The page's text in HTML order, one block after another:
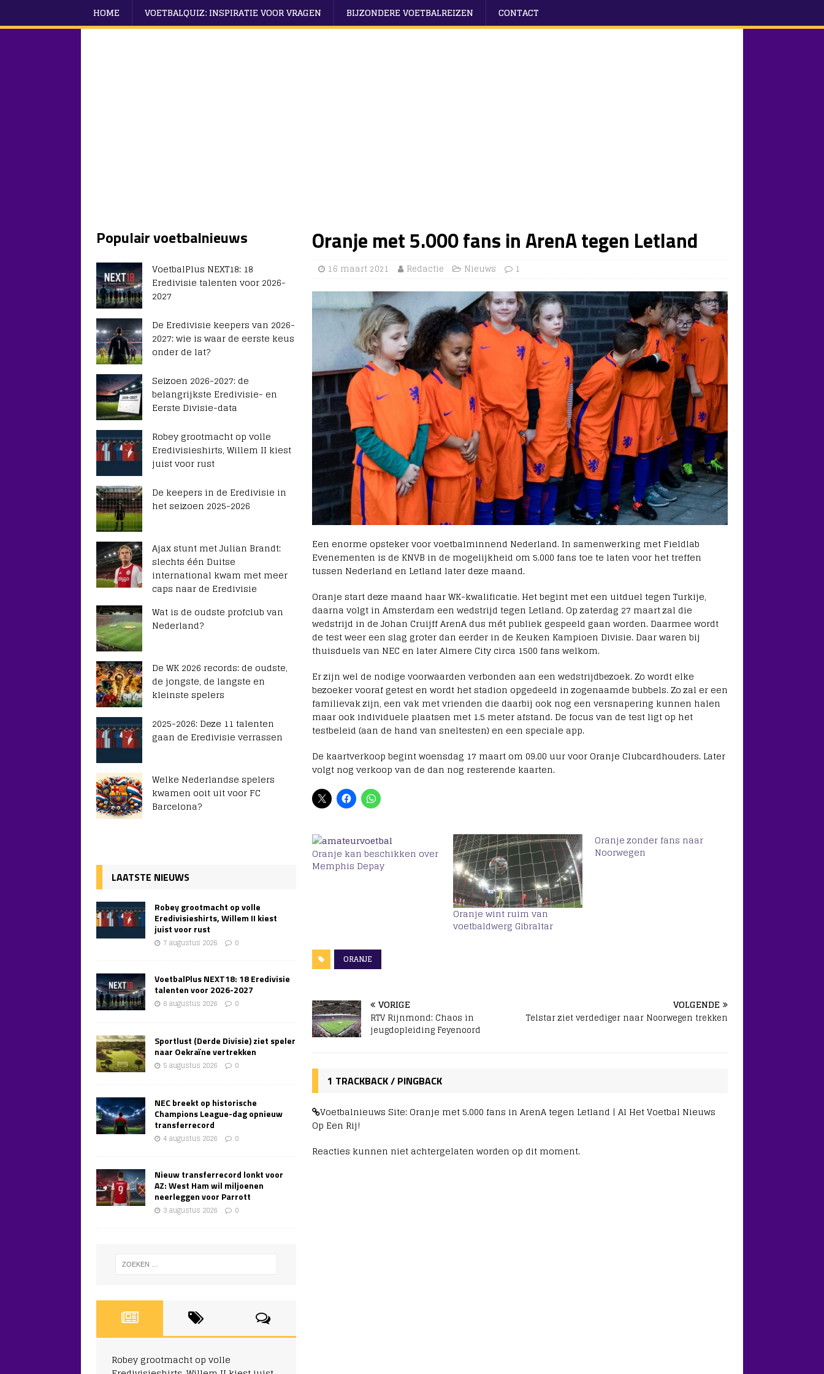
HOME VOETBALQUIZ: INSPIRATIE VOOR VRAGEN BIJZONDERE VOETBALREIZEN CONTACT
Oranje met 5.000 fans in ArenA tegen Letland
16 maart 2021 Redactie Nieuws 1
Een enorme opsteker voor voetbalminnend Nederland. In samenwerking met Fieldlab
Evenementen is de KNVB in de mogelijkheid om 5.000 fans toe te laten voor het treffen
tussen Nederland en Letland later deze maand.
Oranje start deze maand haar WK-kwalificatie. Het begint met een uitduel tegen Turkije,
daarna volgt in Amsterdam een wedstrijd tegen Letland. Op zaterdag 27 maart zal die
wedstrijd in de Johan Cruijff ArenA dus mét publiek gespeeld gaan worden. Daarmee wordt
de test weer een slag groter dan eerder in de Keuken Kampioen Divisie. Daar waren bij
thuisduels van NEC en later Almere City circa 1500 fans welkom.
Er zijn wel de nodige voorwaarden verbonden aan een wedstrijdbezoek. Zo wordt elke
bezoeker vooraf getest en wordt het stadion opgedeeld in zogenaamde bubbels. Zo zal er een
familievak zijn, een vak met vrienden die daarbij ook nog een versnapering kunnen halen
maar ook individuele plaatsen met 1.5 meter afstand. De focus van de test ligt op het
testbeleid (aan de hand van sneltesten) en een speciale app.
De kaartverkoop begint woensdag 17 maart om 09.00 uur voor Oranje Clubcardhouders. Later
volgt nog verkoop van de dan nog resterende kaarten.
Oranje kan beschikken over
Memphis Depay
Oranje wint ruim van
voetbaldwerg Gibraltar
Oranje zonder fans naar
Noorwegen
ORANJE
VORIGE
RTV Rijnmond: Chaos in
jeugdopleiding Feyenoord
VOLGENDE
Telstar ziet verdediger naar Noorwegen trekken
1 TRACKBACK / PINGBACK
Voetbalnieuws Site: Oranje met 5.000 fans in ArenA tegen Letland | Al Het Voetbal Nieuws
Op Een Rij!
Reacties kunnen niet achtergelaten worden op dit moment.
Populair voetbalnieuws
VoetbalPlus NEXT18: 18
Eredivisie talenten voor 2026-
2027
De Eredivisie keepers van 2026-
2027: wie is waar de eerste keus
onder de lat?
Seizoen 2026-2027: de
belangrijkste Eredivisie- en
Eerste Divisie-data
Robey grootmacht op volle
Eredivisieshirts, Willem II kiest
juist voor rust
De keepers in de Eredivisie in
het seizoen 2025-2026
Ajax stunt met Julian Brandt:
slechts één Duitse
international kwam met meer
caps naar de Eredivisie
Wat is de oudste profclub van
Nederland?
De WK 2026 records: de oudste,
de jongste, de langste en
kleinste spelers
2025-2026: Deze 11 talenten
gaan de Eredivisie verrassen
Welke Nederlandse spelers
kwamen ooit uit voor FC
Barcelona?
LAATSTE NIEUWS
Robey grootmacht op volle
Eredivisieshirts, Willem II kiest
juist voor rust
7 augustus 2026 0
VoetbalPlus NEXT18: 18 Eredivisie
talenten voor 2026-2027
6 augustus 2026 0
Sportlust (Derde Divisie) ziet speler
naar Oekraïne vertrekken
5 augustus 2026 0
NEC breekt op historische
Champions League-dag opnieuw
transferrecord
4 augustus 2026 0
Nieuw transferrecord lonkt voor
AZ: West Ham wil miljoenen
neerleggen voor Parrott
3 augustus 2026 0
Robey grootmacht op volle